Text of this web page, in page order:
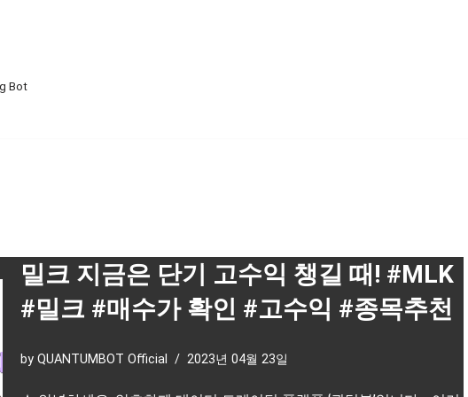
Bot
밀크 지금은 단기 고수익 챙길 때! #MLK
#밀크 #매수가 확인 #고수익 #종목추천
byQUANTUMBOT Official 2023년 04월 23일